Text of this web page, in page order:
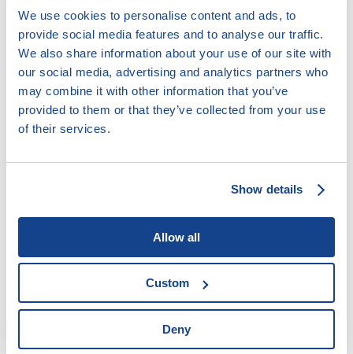
We use cookies to personalise content and ads, to
provide social media features and to analyse our traffic.
We also share information about your use of our site with
our social media, advertising and analytics partners who
may combine it with other information that you’ve
provided to them or that they’ve collected from your use
of their services.
Show details
Allow all
Custom
Deny
NADĚJE – pobočka Kadaň – Prunéřov
13. 11. 2025
NADĚJE – pobočka Štětí
Předchozí stránka1234…52 Další stránka
Mapa zadlužení